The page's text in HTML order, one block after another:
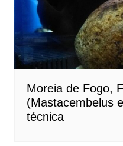
Moreia de Fogo,
(Mastacembelus
técnica